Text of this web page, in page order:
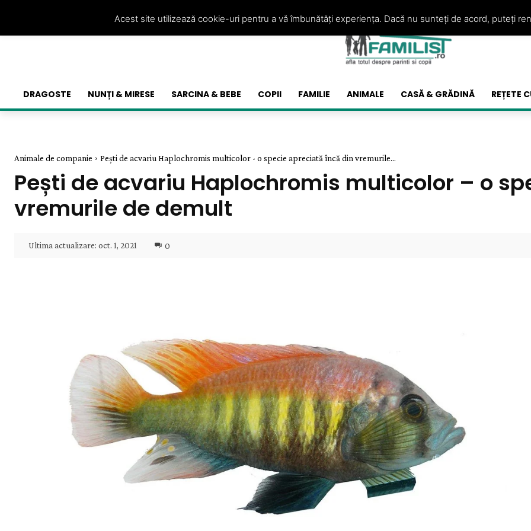
DRAGOSTE NUNȚI & MIRESE SARCINA & BEBE COPII FAMILIE ANIMALE CASĂ & GRĂDINĂ REȚETE
Animale de companie Pești de acvariu Haplochromis multicolor - o specie apreciată încă din vremurile...
Pești de acvariu Haplochromis multicolor – o
vremurile de demult
Ultima actualizare: oct. 1, 2021 0
Acest site utilizează cookie-uri pentru a vă îmbunătăți experiența. Dacă nu sunteți de acord, puteți